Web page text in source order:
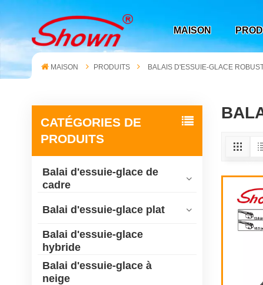
MAISON
MAISON PRODUITS BALAIS D'ESSUIE-GLACE
CATÉGORIES DE
PRODUITS
Balai d'essuie-glace de
cadre
Balai d'essuie-glace plat
Balai d'essuie-glace
hybride
Balai d'essuie-glace à
neige